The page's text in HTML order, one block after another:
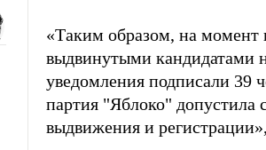
«Таким образом, на момент
выдвинутыми кандидатами
уведомления подписали 39
партия "Яблоко" допустила
выдвижения и